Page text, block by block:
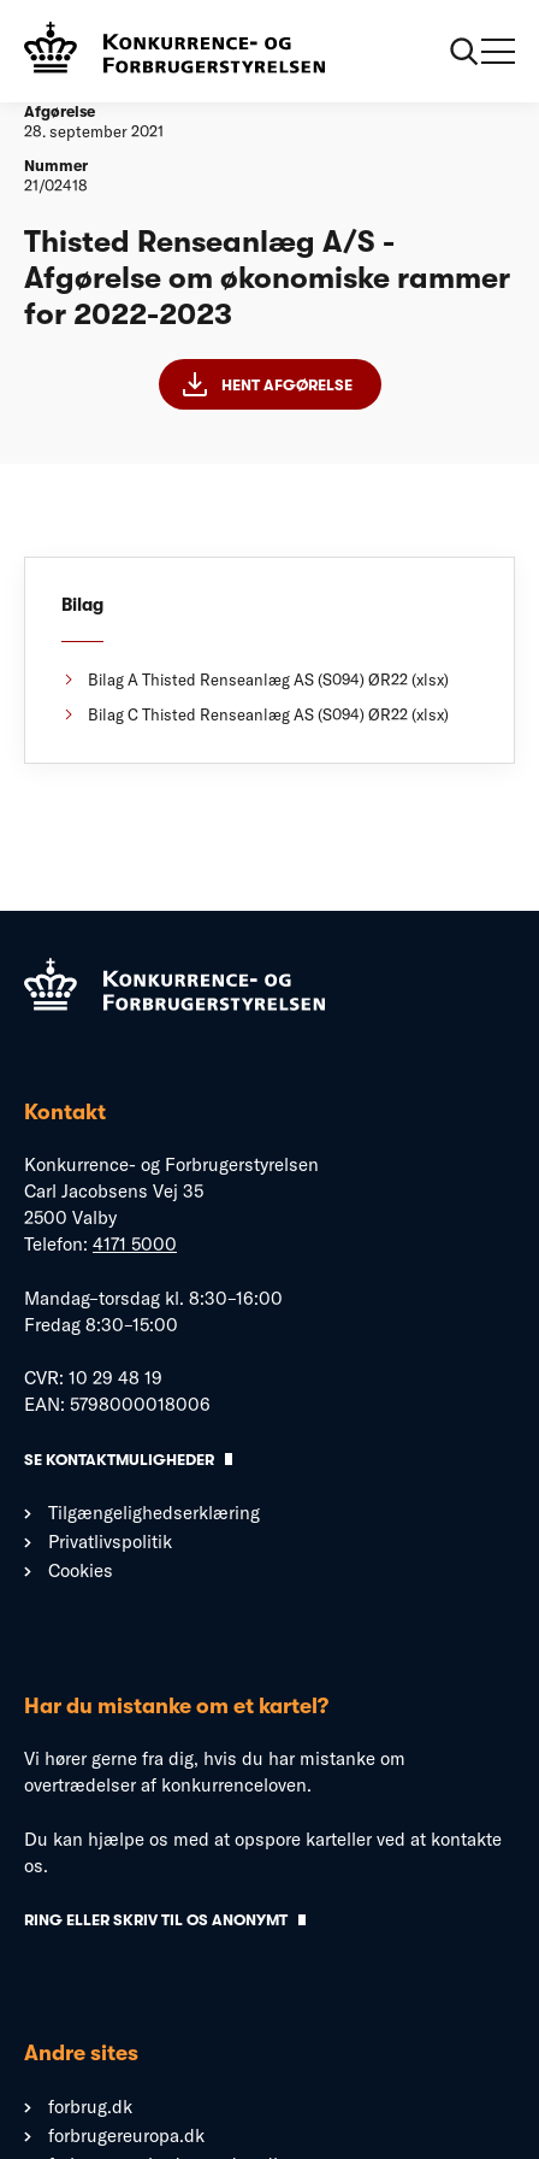
Vandtilsyn
økonomiske rammer for 2022-2023
Afgørelse
28. september 2021
Nummer
21/02418
Thisted Renseanlæg A/S -
Afgørelse om økonomiske rammer
for 2022-2023
HENT AFGØRELSE
Bilag
Bilag A Thisted Renseanlæg AS (S094) ØR22 (xlsx)
Bilag C Thisted Renseanlæg AS (S094) ØR22 (xlsx)
Kontakt
Konkurrence- og Forbrugerstyrelsen
Carl Jacobsens Vej 35
2500 Valby
Telefon: 4171 5000
Mandag–torsdag kl. 8:30–16:00
Fredag 8:30–15:00
CVR: 10 29 48 19
EAN: 5798000018006
SE KONTAKTMULIGHEDER
Tilgængelighedserklæring
Privatlivspolitik
Cookies
Har du mistanke om et kartel?
Vi hører gerne fra dig, hvis du har mistanke om
overtrædelser af konkurrenceloven.
Du kan hjælpe os med at opspore karteller ved at kontakte
os.
RING ELLER SKRIV TIL OS ANONYMT
Andre sites
forbrug.dk
forbrugereuropa.dk